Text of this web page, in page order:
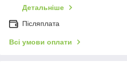
Детальніше
Післяплата
Всі умови оплати